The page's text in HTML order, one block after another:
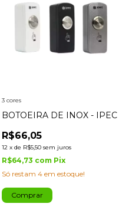
BOTOEIRA DE INOX - IPEC
R$66,05
12 x de R$5,50 sem juros
R$64,73 com Pix
Só restam 4 em estoque!
3 cores
Comprar